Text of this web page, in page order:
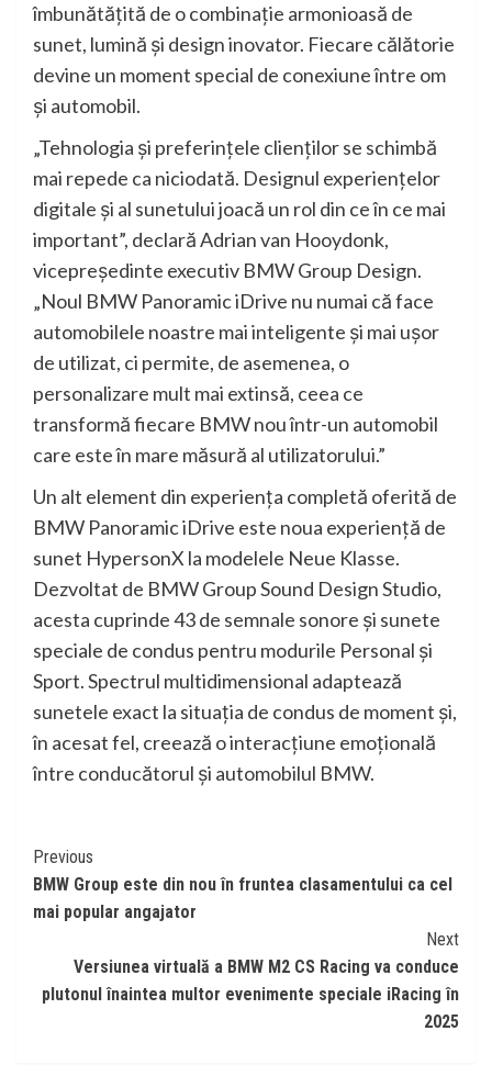
îmbunătăţită de o combinaţie armonioasă de
sunet, lumină şi design inovator. Fiecare călătorie
devine un moment special de conexiune între om
şi automobil.
„Tehnologia şi preferinţele clienţilor se schimbă
mai repede ca niciodată. Designul experienţelor
digitale şi al sunetului joacă un rol din ce în ce mai
important”, declară Adrian van Hooydonk,
vicepreşedinte executiv BMW Group Design.
„Noul BMW Panoramic iDrive nu numai că face
automobilele noastre mai inteligente şi mai uşor
de utilizat, ci permite, de asemenea, o
personalizare mult mai extinsă, ceea ce
transformă fiecare BMW nou într-un automobil
care este în mare măsură al utilizatorului.”
Un alt element din experienţa completă oferită de
BMW Panoramic iDrive este noua experienţă de
sunet HypersonX la modelele Neue Klasse.
Dezvoltat de BMW Group Sound Design Studio,
acesta cuprinde 43 de semnale sonore şi sunete
speciale de condus pentru modurile Personal şi
Sport. Spectrul multidimensional adaptează
sunetele exact la situaţia de condus de moment şi,
în acesat fel, creează o interacţiune emoţională
între conducătorul şi automobilul BMW.
Continue
Reading
Previous
BMW Group este din nou în fruntea clasamentului ca cel
mai popular angajator
Next
Versiunea virtuală a BMW M2 CS Racing va conduce
plutonul înaintea multor evenimente speciale iRacing în
2025